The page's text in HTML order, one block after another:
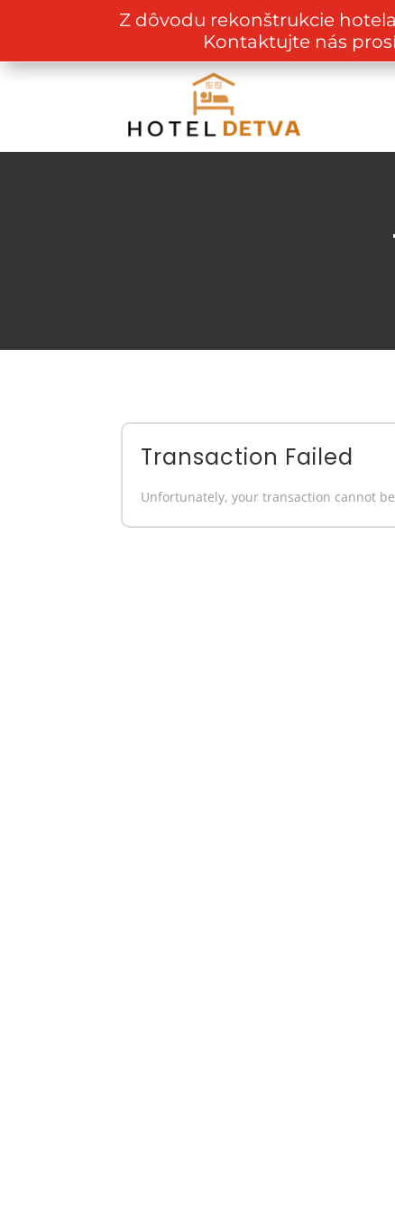
Transaction Failed
Unfortunately, your transaction cannot
Z dôvodu rekonštrukcie
Kontaktujte nás